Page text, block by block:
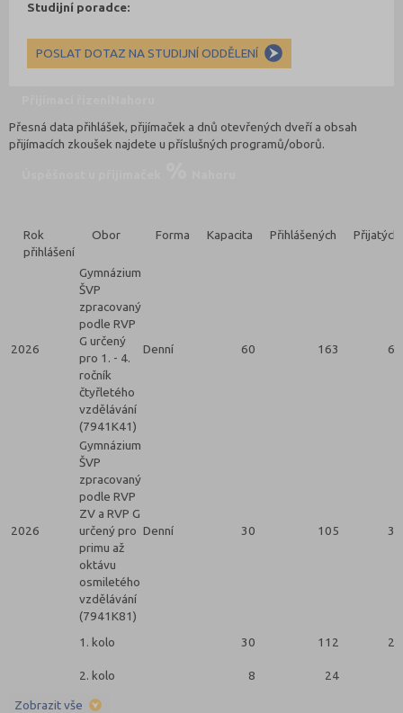
Studijní poradce:
POSLAT DOTAZ NA STUDIJNÍ ODDĚLENÍ
Přesná data přihlášek, přijímaček a dnů otevřených dveří a obsah
přijímacích zkoušek najdete u příslušných programů/oborů.
Rok
přihlášení
Obor Forma Kapacita Přihlášených Přijatých
2026
Gymnázium
ŠVP
zpracovaný
podle RVP
G určený
pro 1. - 4.
ročník
čtyřletého
vzdělávání
(7941K41)
Denní 60 163 60
2026
Gymnázium
ŠVP
zpracovaný
podle RVP
ZV a RVP G
určený pro
primu až
oktávu
osmiletého
vzdělávání
(7941K81)
Denní 30 105 30
1. kolo 30 112 26
2. kolo 8 24
Zobrazit vše